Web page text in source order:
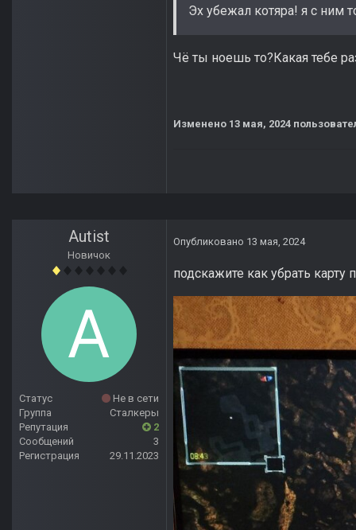
Эх убежал котяра! я с ним
Чё ты ноешь то?Какая тебе
Изменено 13 мая, 2024
Autist
Новичок
Статус
Не в сети
Группа
Сталкеры
Репутация
2
Сообщений
3
Регистрация
29.11.2023
Опубликовано 13 мая, 2024
подскажите как убрать